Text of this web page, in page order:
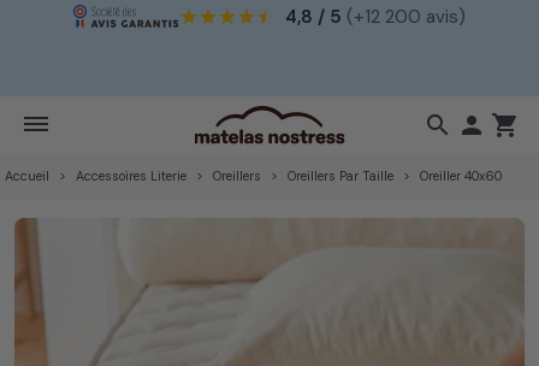
4,8 / 5 (+12 200 avis)
search  shopping_cart
Accueil Accessoires Literie Oreillers Oreillers Par Taille Oreiller 40x60